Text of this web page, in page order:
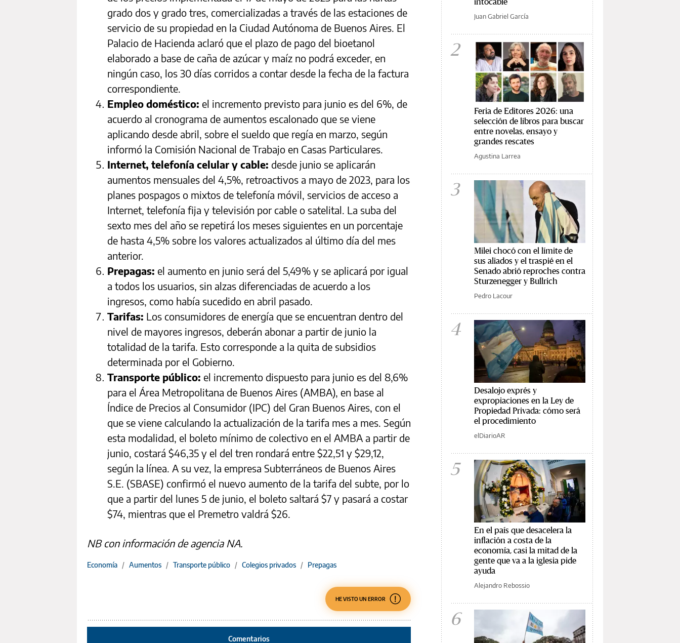
grado dos y grado tres, comercializadas a través de las estaciones de
servicio de su propiedad en la Ciudad Autónoma de Buenos Aires. El
Palacio de Hacienda aclaró que el plazo de pago del bioetanol
elaborado a base de caña de azúcar y maíz no podrá exceder, en
ningún caso, los 30 días corridos a contar desde la fecha de la factura
correspondiente.
Empleo doméstico: el incremento previsto para junio es del 6%, de
acuerdo al cronograma de aumentos escalonado que se viene
aplicando desde abril, sobre el sueldo que regía en marzo, según
informó la Comisión Nacional de Trabajo en Casas Particulares.
Internet, telefonía celular y cable: desde junio se aplicarán
aumentos mensuales del 4,5%, retroactivos a mayo de 2023, para los
planes pospagos o mixtos de telefonía móvil, servicios de acceso a
Internet, telefonía fija y televisión por cable o satelital. La suba del
sexto mes del año se repetirá los meses siguientes en un porcentaje
de hasta 4,5% sobre los valores actualizados al último día del mes
anterior.
Prepagas: el aumento en junio será del 5,49% y se aplicará por igual
a todos los usuarios, sin alzas diferenciadas de acuerdo a los
ingresos, como había sucedido en abril pasado.
Tarifas: Los consumidores de energía que se encuentran dentro del
nivel de mayores ingresos, deberán abonar a partir de junio la
totalidad de la tarifa. Esto corresponde a la quita de subsidios
determinada por el Gobierno.
Transporte público: el incremento dispuesto para junio es del 8,6%
para el Área Metropolitana de Buenos Aires (AMBA), en base al
Índice de Precios al Consumidor (IPC) del Gran Buenos Aires, con el
que se viene calculando la actualización de la tarifa mes a mes. Según
esta modalidad, el boleto mínimo de colectivo en el AMBA a partir de
junio, costará $46,35 y el del tren rondará entre $22,51 y $29,12,
según la línea. A su vez, la empresa Subterráneos de Buenos Aires
S.E. (SBASE) confirmó el nuevo aumento de la tarifa del subte, por lo
que a partir del lunes 5 de junio, el boleto saltará $7 y pasará a costar
$74, mientras que el Premetro valdrá $26.
NB con información de agencia NA.
Economía / Aumentos / Transporte público / Colegios privados / Prepagas
HE VISTO UN ERROR
Comentarios
Juan Gabriel García
2
Feria de Editores 2026: una
selección de libros para buscar
entre novelas, ensayo y
grandes rescates
Agustina Larrea
3
Milei chocó con el límite de
sus aliados y el traspié en el
Senado abrió reproches contra
Sturzenegger y Bullrich
Pedro Lacour
4
Desalojo exprés y
expropiaciones en la Ley de
Propiedad Privada: cómo será
el procedimiento
elDiarioAR
5
En el país que desacelera la
inflación a costa de la
economía, casi la mitad de la
gente que va a la iglesia pide
ayuda
Alejandro Rebossio
6